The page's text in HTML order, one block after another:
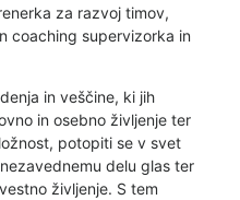
za razvoj timov,
coaching supervizorka in
in veščine, ki jih
in osebno življenje ter
potopiti se v svet
delu glas ter
življenje. S tem